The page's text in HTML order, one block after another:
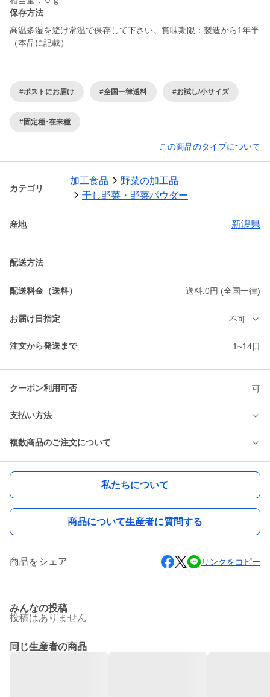
保存方法
高温多湿を避け常温で保存して下さい。賞味期限：製造から1年半
（本品に記載）
#ポストにお届け #全国一律送料 #お試し/小サイズ
#固定種･在来種
この商品のタイプについて
カテゴリ
加工食品
野菜の加工品
干し野菜・野菜パウダー
産地 新潟県
配送方法
配送料金（送料） 送料:0円 (全国一律)
お届け日指定 不可
注文から発送まで 1~14日
クーポン利用可否 可
支払い方法
複数商品のご注文について
私たちについて
商品について生産者に質問する
商品をシェア リンクをコピー
みんなの投稿
投稿はありません
同じ生産者の商品